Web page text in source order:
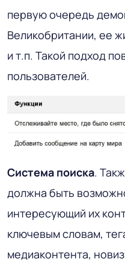
первую очередь
Великобритании, ее
и т.п. Такой подход
пользователей.
Система поиска.
должна быть
интересующий их
ключевым словам,
медиаконтента,